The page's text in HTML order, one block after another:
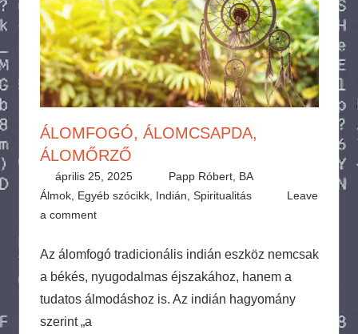
ÁLOMFOGÓ, ÁLOMCSAPDA,
ÁLOMŐRZŐ
április 25, 2025
Papp Róbert, BA
Álmok, Egyéb szócikk, Indián Spiritualitás
Leave
a comment
Az álomfogó tradicionális indián eszköz nemcsak
a békés, nyugodalmas éjszakához, hanem a
tudatos álmodáshoz is. Az indián hagyomány
szerint „a